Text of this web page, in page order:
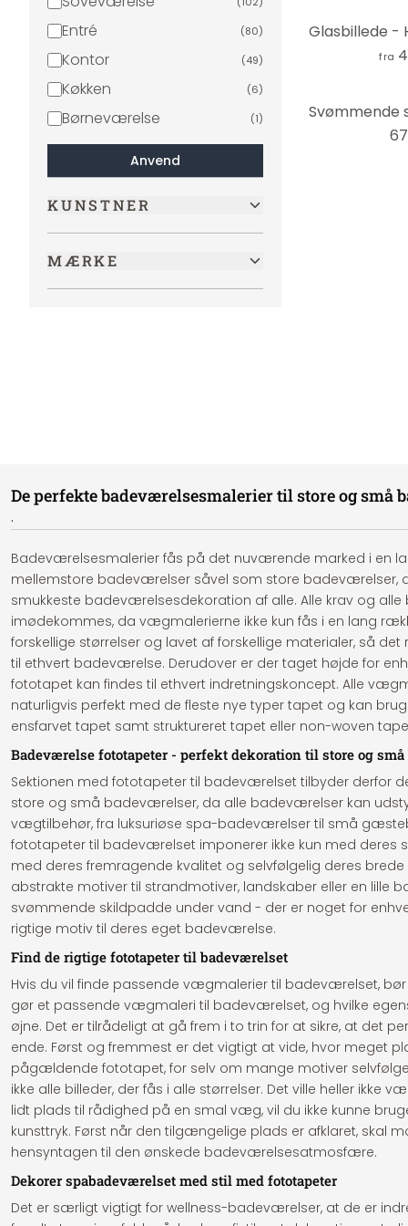
Entré (80)
Kontor (49)
Køkken (6)
Børneværelse (1)
Anvend
KUNSTNER
MÆRKE
fra
De perfekte badeværelsesmalerier til store og små
.
Badeværelsesmalerier fås på det nuværende marked i en
mellemstore badeværelser såvel som store badeværelser,
smukkeste badeværelsesdekoration af alle. Alle krav og alle
imødekommes, da vægmalerierne ikke kun fås i en lang
forskellige størrelser og lavet af forskellige materialer, så
til ethvert badeværelse. Derudover er der taget højde for
fototapet kan findes til ethvert indretningskoncept. Alle
naturligvis perfekt med de fleste nye typer tapet og kan
ensfarvet tapet samt struktureret tapet eller non-woven
Badeværelse fototapeter - perfekt dekoration til store og
Sektionen med fototapeter til badeværelset tilbyder derfor
store og små badeværelser, da alle badeværelser kan
vægtilbehør, fra luksuriøse spa-badeværelser til små
fototapeter til badeværelset imponerer ikke kun med deres
med deres fremragende kvalitet og selvfølgelig deres
abstrakte motiver til strandmotiver, landskaber eller en lille
svømmende skildpadde under vand - der er noget for
rigtige motiv til deres eget badeværelse.
Find de rigtige fototapeter til badeværelset
Hvis du vil finde passende vægmalerier til badeværelset,
gør et passende vægmaleri til badeværelset, og hvilke
øjne. Det er tilrådeligt at gå frem i to trin for at sikre, at det
ende. Først og fremmest er det vigtigt at vide, hvor meget
pågældende fototapet, for selv om mange motiver
ikke alle billeder, der fås i alle størrelser. Det ville heller ikke
lidt plads til rådighed på en smal væg, vil du ikke kunne
kunsttryk. Først når den tilgængelige plads er afklaret, skal
hensyntagen til den ønskede badeværelsesatmosfære.
Dekorer spabadeværelset med stil med fototapeter
Det er særligt vigtigt for wellness-badeværelser, at de er